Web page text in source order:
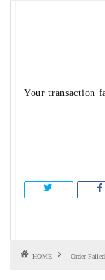
Your transaction
HOME Order Failed